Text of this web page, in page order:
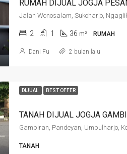
2 1 36 m² RUMAH
Dani Fu 2 bulan lalu
DIJUAL BEST OFFER
TANAH